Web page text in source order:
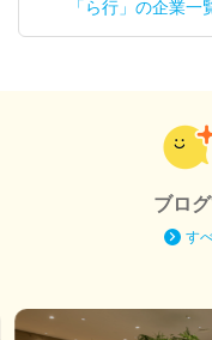
「ら行」の企業一
ブロ
す